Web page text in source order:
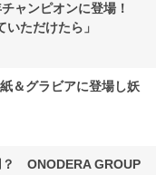
ャンピオンに登場！
いただけたら」
＆グラビアに登場し妖
？ ONODERA GROUP